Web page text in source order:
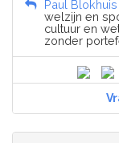
Paul Blokhuis
welzijn en
cultuur en
zonder